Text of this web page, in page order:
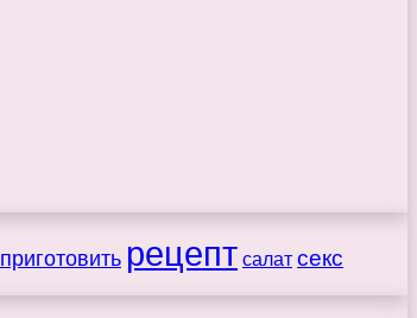
приготовить рецепт салат секс